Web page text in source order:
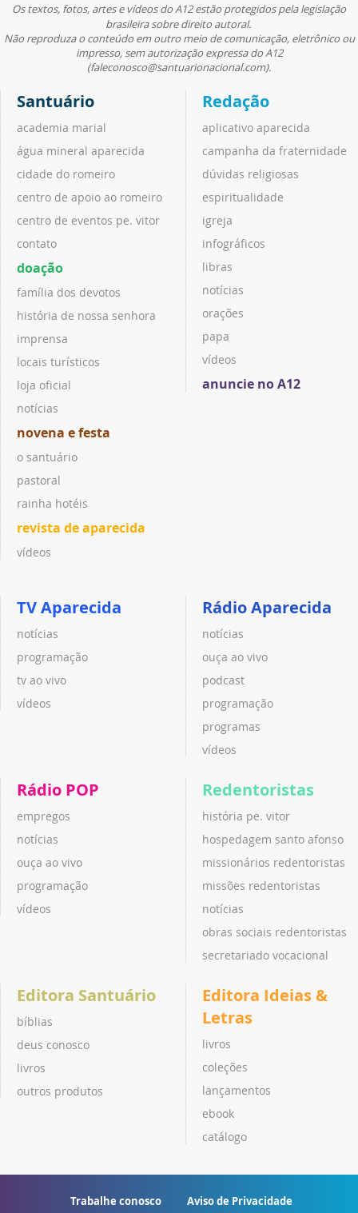
Os textos, fotos, artes e vídeos do A12 estão protegidos pela legislação
brasileira sobre direito autoral.
Não reproduza o conteúdo em outro meio de comunicação, eletrônico ou
impresso, sem autorização expressa do A12
(faleconosco@santuarionacional.com).
Santuário
academia marial
água mineral aparecida
cidade do romeiro
centro de apoio ao romeiro
centro de eventos pe. vitor
contato
doação
família dos devotos
história de nossa senhora
imprensa
locais turísticos
loja oficial
notícias
novena e festa
o santuário
pastoral
rainha hotéis
revista de aparecida
vídeos
Redação
aplicativo aparecida
campanha da fraternidade
dúvidas religiosas
espiritualidade
igreja
infográficos
libras
notícias
orações
papa
vídeos
anuncie no A12
TV Aparecida
notícias
programação
tv ao vivo
vídeos
Rádio Aparecida
notícias
ouça ao vivo
podcast
programação
programas
vídeos
Rádio POP
empregos
notícias
ouça ao vivo
programação
vídeos
Redentoristas
história pe. vitor
hospedagem santo afonso
missionários redentoristas
missões redentoristas
notícias
obras sociais redentoristas
secretariado vocacional
Editora Santuário
bíblias
deus conosco
livros
outros produtos
Editora Ideias &
Letras
livros
coleções
lançamentos
ebook
catálogo
Trabalhe conosco Aviso de Privacidade